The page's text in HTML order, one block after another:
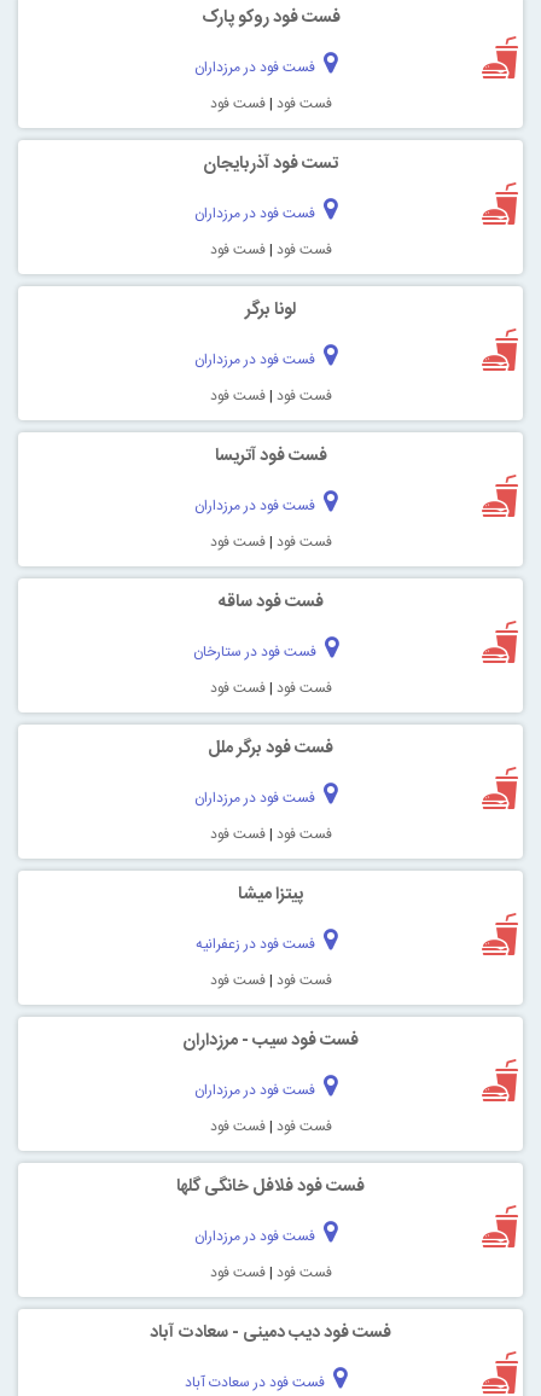
فست فود روکو پارک
فست فود در مرزداران
فست فود |فست فود
تست فود آذربایجان
فست فود در مرزداران
فست فود |فست فود
لونا برگر
فست فود در مرزداران
فست فود |فست فود
فست فود آتریسا
فست فود در مرزداران
فست فود |فست فود
فست فود ساقه
فست فود در ستارخان
فست فود |فست فود
فست فود برگر ملل
فست فود در مرزداران
فست فود |فست فود
پیتزا میشا
فست فود در زعفرانیه
فست فود |فست فود
فست فود سیب - مرزداران
فست فود در مرزداران
فست فود |فست فود
فست فود فلافل خانگی گلها
فست فود در مرزداران
فست فود |فست فود
فست فود دیب دمینی - سعادت آباد
فست فود در سعادت آباد